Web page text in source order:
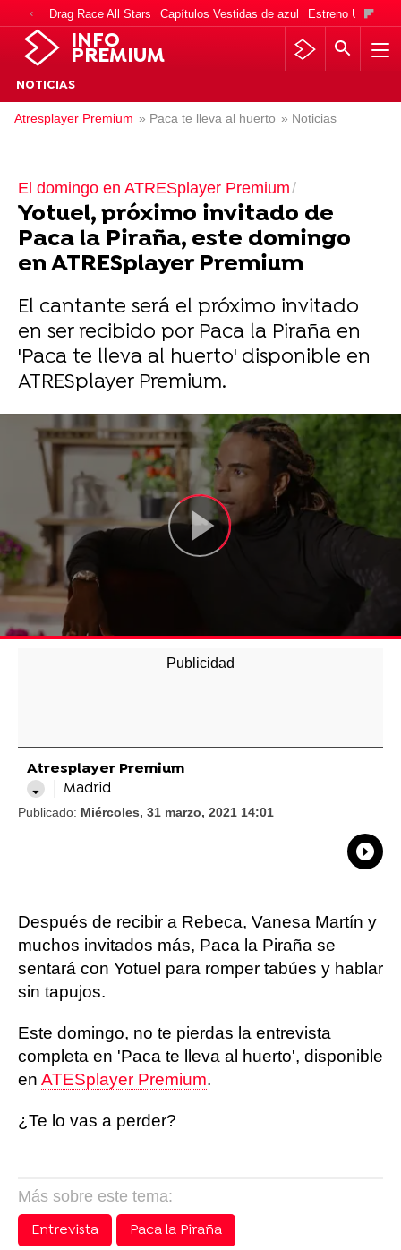
Drag Race All Stars Capítulos Vestidas de azul Estreno Una
INFO
PREMIUM
NOTICIAS
Atresplayer Premium » Paca te lleva al huerto » Noticias
El domingo en ATRESplayer Premium
Yotuel, próximo invitado de
Paca la Piraña, este domingo
en ATRESplayer Premium
El cantante será el próximo invitado
en ser recibido por Paca la Piraña en
'Paca te lleva al huerto' disponible en
ATRESplayer Premium.
Atresplayer Premium
Madrid
Publicado: Miércoles, 31 marzo, 2021 14:01
Después de recibir a Rebeca, Vanesa Martín y
muchos invitados más, Paca la Piraña se
sentará con Yotuel para romper tabúes y hablar
sin tapujos.
Este domingo, no te pierdas la entrevista
completa en 'Paca te lleva al huerto', disponible
en ATESplayer Premium.
¿Te lo vas a perder?
Más sobre este tema:
Entrevista
Paca la Piraña